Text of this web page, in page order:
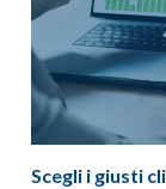
Scegli i giusti